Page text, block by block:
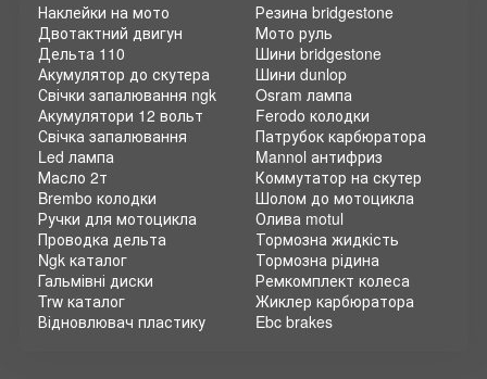
Наклейки на мото
Двотактний двигун
Дельта 110
Акумулятор до скутера
Свічки запалювання ngk
Акумулятори 12 вольт
Свічка запалювання
Led лампа
Резина bridgestone
Мото руль
Шини bridgestone
Шини dunlop
Osram лампа
Ferodo колодки
Патрубок карбюратора
Mannol антифриз
Масло 2т
Brembo колодки
Ручки для мотоцикла
Проводка дельта
Ngk каталог
Гальмівні диски
Trw каталог
Відновлювач пластику
Коммутатор на скутер
Шолом до мотоцикла
Олива motul
Тормозна жидкість
Тормозна рідина
Ремкомплект колеса
Жиклер карбюратора
Ebc brakes